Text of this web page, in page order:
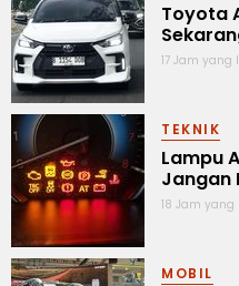
Toyota
17 Jam yang
TEKNIK
Lampu
Jangan
18 Jam yang
MOBIL